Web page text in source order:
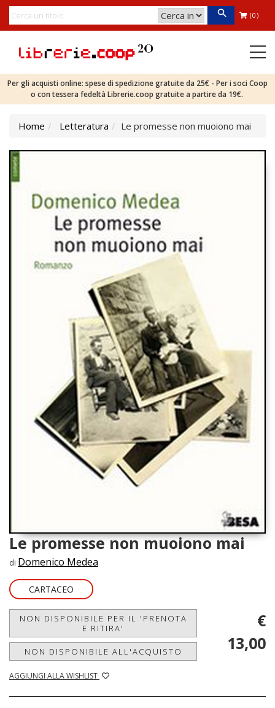
(0)
Per gli acquisti online: spese di spedizione gratuite da 25€ - Per i soci Coop
o con tessera fedeltà Librerie.coop gratuite a partire da 19€.
Home Letteratura Le promesse non muoiono mai
Le promesse non muoiono mai
di Domenico Medea
CARTACEO
NON DISPONIBILE PER IL 'PRENOTA
E RITIRA'
NON DISPONIBILE ALL'ACQUISTO
AGGIUNGI ALLA WISHLIST
€
13,00